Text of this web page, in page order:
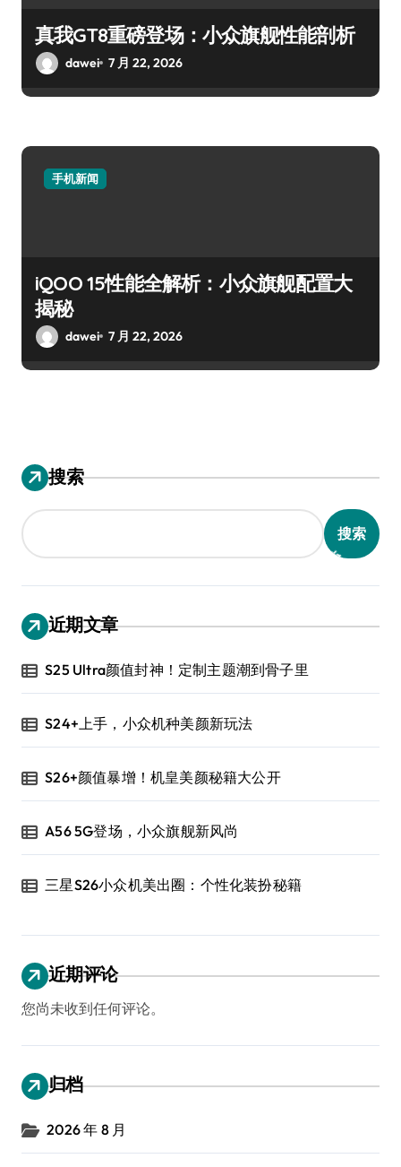
真我GT8重磅登场：小众旗舰性能剖析
dawei 7 月 22, 2026
手机新闻
iQOO 15性能全解析：小众旗舰配置大
揭秘
dawei 7 月 22, 2026
搜索
搜索
近期文章
S25 Ultra颜值封神！定制主题潮到骨子里
S24+上手，小众机种美颜新玩法
S26+颜值暴增！机皇美颜秘籍大公开
A56 5G登场，小众旗舰新风尚
三星S26小众机美出圈：个性化装扮秘籍
近期评论
您尚未收到任何评论。
归档
2026 年 8 月